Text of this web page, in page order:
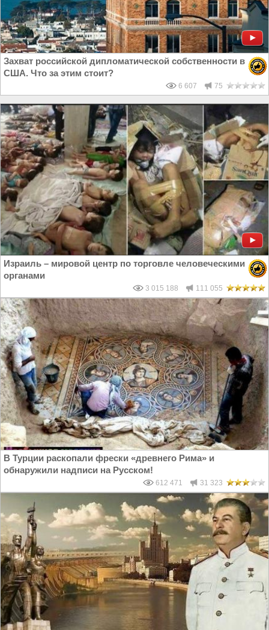
Захват российской дипломатической собственности в
США. Что за этим стоит?
6 607 75
Израиль – мировой центр по торговле человеческими
органами
3 015 188 111 055
В Турции раскопали фрески «древнего Рима» и
обнаружили надписи на Русском!
612 471 31 323